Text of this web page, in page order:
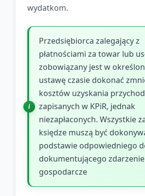
wydatkom.
Przedsiębiorca zalegający z
płatnościami za towar lub
zobowiązany jest w
ustawę czasie dokonać
kosztów uzyskania
zapisanych w KPiR, jednak
niezapłaconych. Wszystkie
księdze muszą być
podstawie odpowiedniego
dokumentującego zdarzenie
gospodarcze